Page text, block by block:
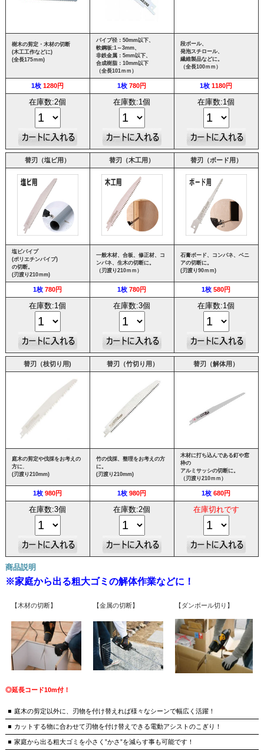
樹木の剪定・木材の切断
(木工工作などに)
(全長175ｍm)
パイプ径：50mm以下、
軟鋼板:1～3mm、
非鉄金属：5mm以下、
合成樹脂：10mm以下
（全長101ｍｍ）
段ボール、
発泡スチロール、
繊維製品などに。
（全長100ｍｍ）
1枚 1280円 1枚 780円 1枚 1180円
在庫数:2個 在庫数:1個 在庫数:1個
替刃（塩ビ用） 替刃（木工用） 替刃（ボード用）
塩ビパイプ
(ポリエチンパイプ)
の切断。
(刃渡り210ｍm)
一般木材、合板、修正材、コ
ンパネ、生木の切断に。
（刃渡り210ｍｍ）
石膏ボード、コンパネ、ベニ
アの切断に。
(刃渡り90ｍｍ)
1枚 780円 1枚 780円 1枚 580円
在庫数:1個 在庫数:3個 在庫数:1個
替刃（枝切り用) 替刃（竹切り用 ） 替刃（解体用）
庭木の剪定や伐採をお考えの
方に
(刃渡り210mm)
竹の伐採、整理をお考えの方
に。
(刃渡り210mm)
木材に打ち込んである釘や窓
枠の
アルミサッシの切断に。
（刃渡り210ｍｍ）
1枚 980円 1枚 980円 1枚 680円
在庫数:3個 在庫数:2個 在庫切れです
商品説明
※家庭から出る粗大ゴミの解体作業などに！
【木材の切断】 【金属の切断】 【ダンボール切り】
◎延長コード10m付！
庭木の剪定以外に、刃物を付け替えれば様々なシーンで幅広く活躍！
カットする物に合わせて刃物を付け替えできる電動アシストのこぎり！
家庭から出る粗大ゴミを小さく”かさ”を減らす事も可能です！